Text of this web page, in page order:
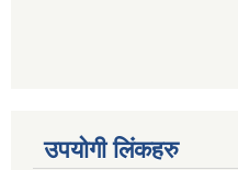
उपयोगी लिंकहरु